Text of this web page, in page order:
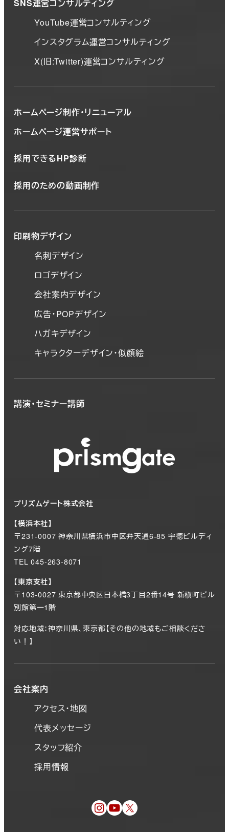
SNS運営コンサルティング
YouTube運営コンサルティング
インスタグラム運営コンサルティング
X(旧:Twitter)運営コンサルティング
ホームページ制作・リニューアル
ホームページ運営サポート
採用できるHP診断
採用のための動画制作
印刷物デザイン
名刺デザイン
ロゴデザイン
会社案内デザイン
広告・POPデザイン
ハガキデザイン
キャラクターデザイン・似顔絵
講演・セミナー講師
プリズムゲート株式会社
【横浜本社】
〒231-0007 神奈川県横浜市中区弁天通6-85 宇徳ビルディ
ング7階
TEL 045-263-8071
【東京支社】
〒103-0027 東京都中央区日本橋3丁目2番14号 新槇町ビル
別館第一1階
対応地域：神奈川県、東京都【その他の地域もご相談くださ
い！】
会社案内
アクセス・地図
代表メッセージ
スタッフ紹介
採用情報